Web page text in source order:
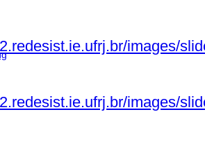
images/
images/